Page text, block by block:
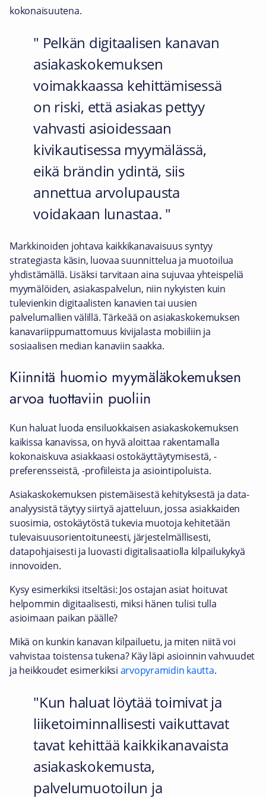
kokonaisuutena.
Pelkän digitaalisen kanavan
asiakaskokemuksen
voimakkaassa kehittämisessä
on riski, että asiakas pettyy
vahvasti asioidessaan
kivikautisessa myymälässä,
eikä brändin ydintä, siis
annettua arvolupausta
voidakaan lunastaa.
Markkinoiden johtava kaikkikanavaisuus syntyy
strategiasta käsin, luovaa suunnittelua ja muotoilua
yhdistämällä. Lisäksi tarvitaan aina sujuvaa yhteispeliä
myymälöiden, asiakaspalvelun, niin nykyisten kuin
tulevienkin digitaalisten kanavien tai uusien
palvelumallien välillä. Tärkeää on asiakaskokemuksen
kanavariippumattomuus kivijalasta mobiiliin ja
sosiaalisen median kanaviin saakka.
Kiinnitä huomio myymäläkokemuksen
arvoa tuottaviin puoliin
Kun haluat luoda ensiluokkaisen asiakaskokemuksen
kaikissa kanavissa, on hyvä aloittaa rakentamalla
kokonaiskuva asiakkaasi ostokäyttäytymisestä, -
preferensseistä, -profiileista ja asiointipoluista.
Asiakaskokemuksen pistemäisestä kehityksestä ja data-
analyysistä täytyy siirtyä ajatteluun, jossa asiakkaiden
suosimia, ostokäytöstä tukevia muotoja kehitetään
tulevaisuusorientoituneesti, järjestelmällisesti,
datapohjaisesti ja luovasti digitalisaatiolla kilpailukykyä
innovoiden.
Kysy esimerkiksi itseltäsi: Jos ostajan asiat hoituvat
helpommin digitaalisesti, miksi hänen tulisi tulla
asioimaan paikan päälle?
Mikä on kunkin kanavan kilpailuetu, ja miten niitä voi
vahvistaa toistensa tukena? Käy läpi asioinnin vahvuudet
ja heikkoudet esimerkiksi arvopyramidin kautta.
Kun haluat löytää toimivat ja
liiketoiminnallisesti vaikuttavat
tavat kehittää kaikkikanavaista
asiakaskokemusta,
palvelumuotoilun ja